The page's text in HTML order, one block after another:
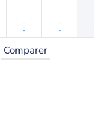
-
-
-
-
Comparer